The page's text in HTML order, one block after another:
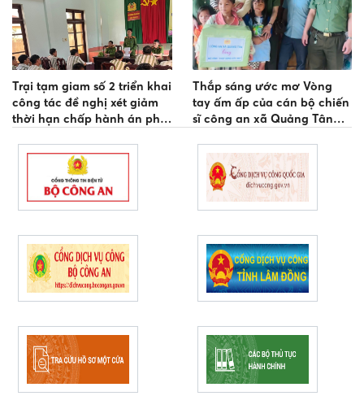
Trại tạm giam số 2 triển khai
công tác đề nghị xét giảm
thời hạn chấp hành án phạt
Thắp sáng ước mơ Vòng
tay ấm ấp của cán bộ chiến
sĩ công an xã Quảng Tân
Trăng